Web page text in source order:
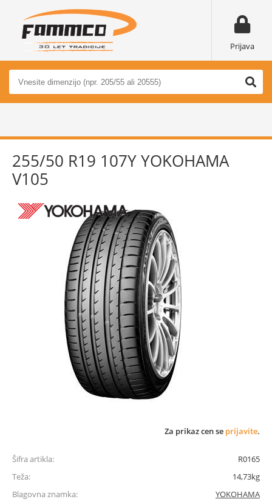
Prijava
255/50 R19 107Y YOKOHAMA
V105
Za prikaz cen se prijavite.
Šifra artikla:
R0165
Teža:
14,73kg
Blagovna znamka:
YOKOHAMA